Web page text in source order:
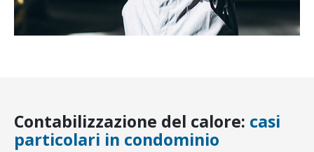
Contabilizzazione del calore: casi
particolari in condominio